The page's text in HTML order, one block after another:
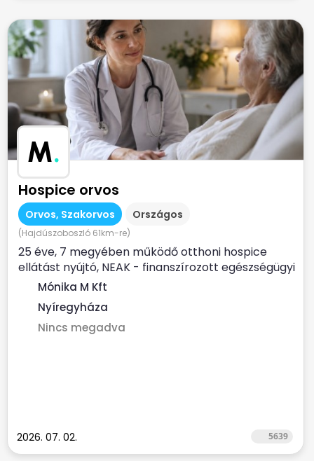
M.
Hospice orvos
Orvos, Szakorvos Országos
(Hajdúszoboszló 61km-re)
25 éve, 7 megyében működő otthoni hospice
ellátást nyújtó, NEAK - finanszírozott egészségügyi
szolgálat...
Mónika M Kft
Nyíregyháza
Nincs megadva
2026. 07. 02. 5639